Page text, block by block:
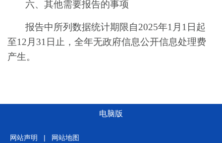
六、其他需要报告的事项
报告中所列数据统计期限自2025年1 月 1 日起
至12 月 31 日止，全年无政府信息公开信息处理费
产生。
电脑版
网站声明 | 网站地图